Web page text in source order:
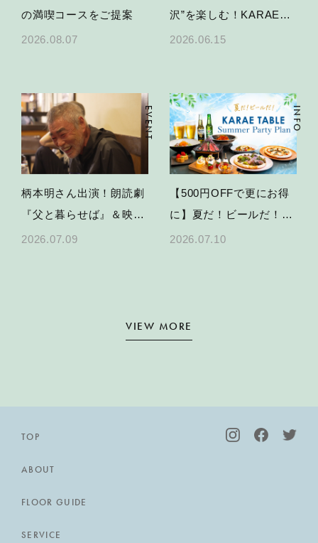
の満喫コースをご提案
2026.08.07
沢”を楽しむ！KARAE
TABLEかき氷＆限定スイ
2026.06.15
柄本明さん出演！朗読劇
『父と暮らせば』＆映画
特別上映の開催決定
2026.07.09
EVENT
【500円OFFで更にお得
に】夏だ！ビールだ！
KARAE TABLEで乾杯す
2026.07.10
INFO
VIEW MORE
TOP
ABOUT
FLOOR GUIDE
SERVICE